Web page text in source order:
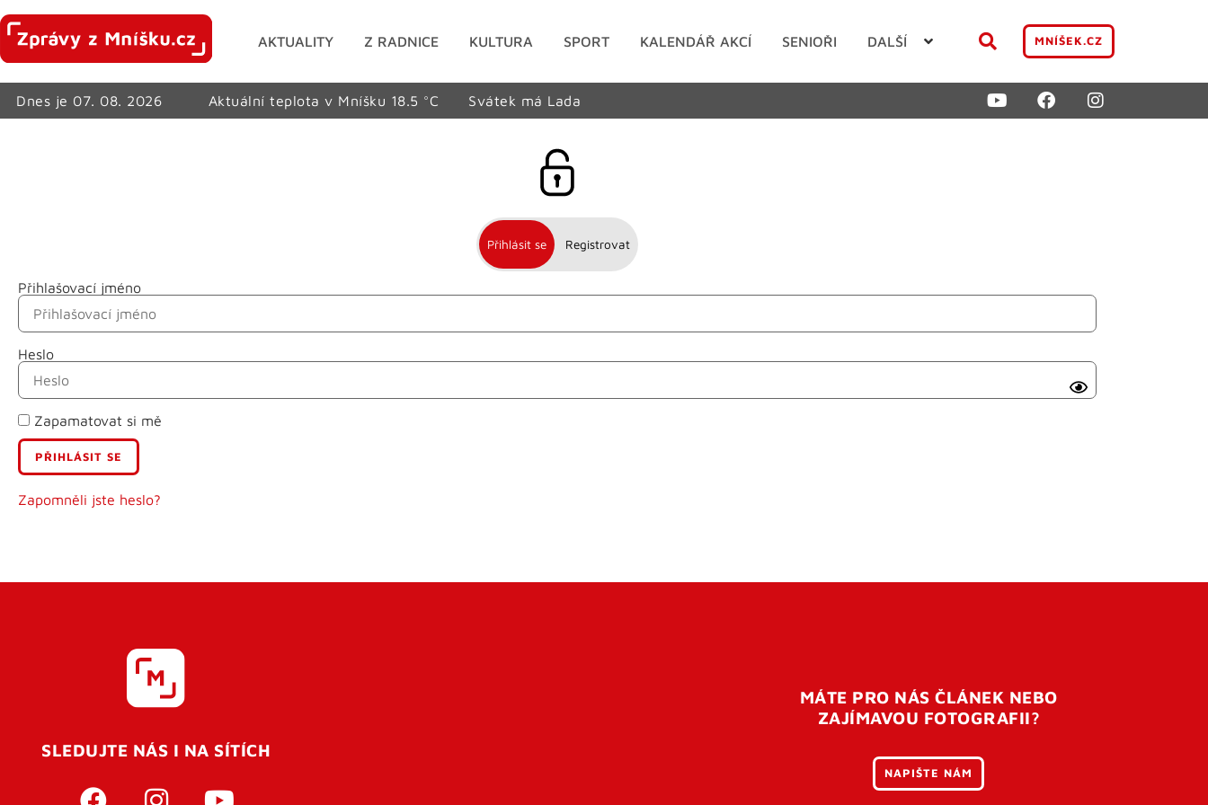
AKTUALITY Z RADNICE KULTURA SPORT KALENDÁŘ AKCÍ SENIOŘI DALŠÍ MNÍŠEK.CZ
Dnes je 07. 08. 2026 Aktuální teplota v Mníšku 18.5 °C Svátek má Lada
Přihlásit se Registrovat
Přihlašovací jméno
Heslo
Zapamatovat si mě
Zapomněli jste heslo?
Jméno
Příjmení
E-mail
Uživatelské jméno
SLEDUJTE NÁS I NA SÍTÍCH
MÁTE PRO NÁS ČLÁNEK NEBO
ZAJÍMAVOU FOTOGRAFII?
NAPIŠTE NÁM